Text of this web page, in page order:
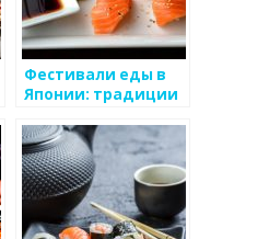
Фестивали еды в
Японии: традиции